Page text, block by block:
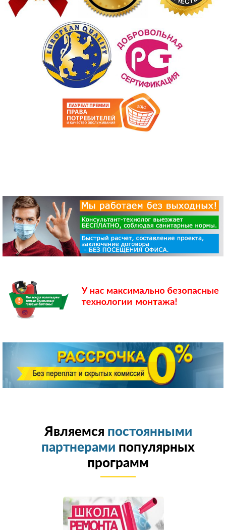
Являемся постоянными
партнерами популярных
программ